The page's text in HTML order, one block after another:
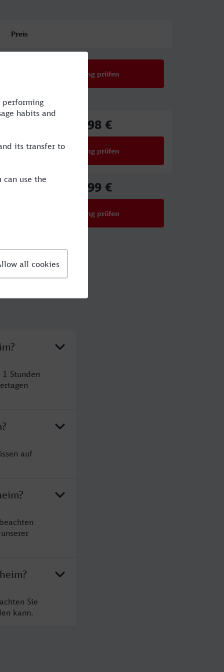
Preis
Verbindung prüfen
17,98 €
Verbindung prüfen
23,99 €
Verbindung prüfen
Stunden
auf
Sie
kann.